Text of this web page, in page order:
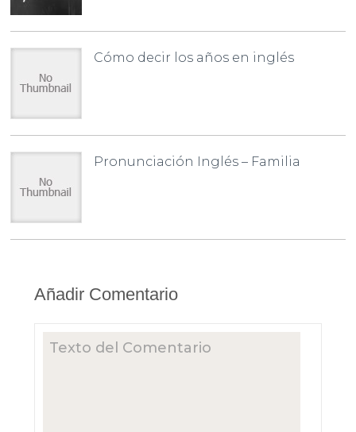
Cómo decir los años en inglés
Pronunciación Inglés – Familia
Añadir Comentario